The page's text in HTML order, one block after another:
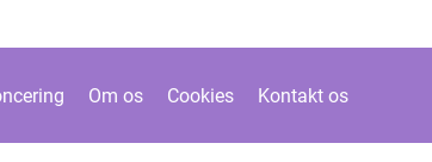
Om os Cookies Kontakt os